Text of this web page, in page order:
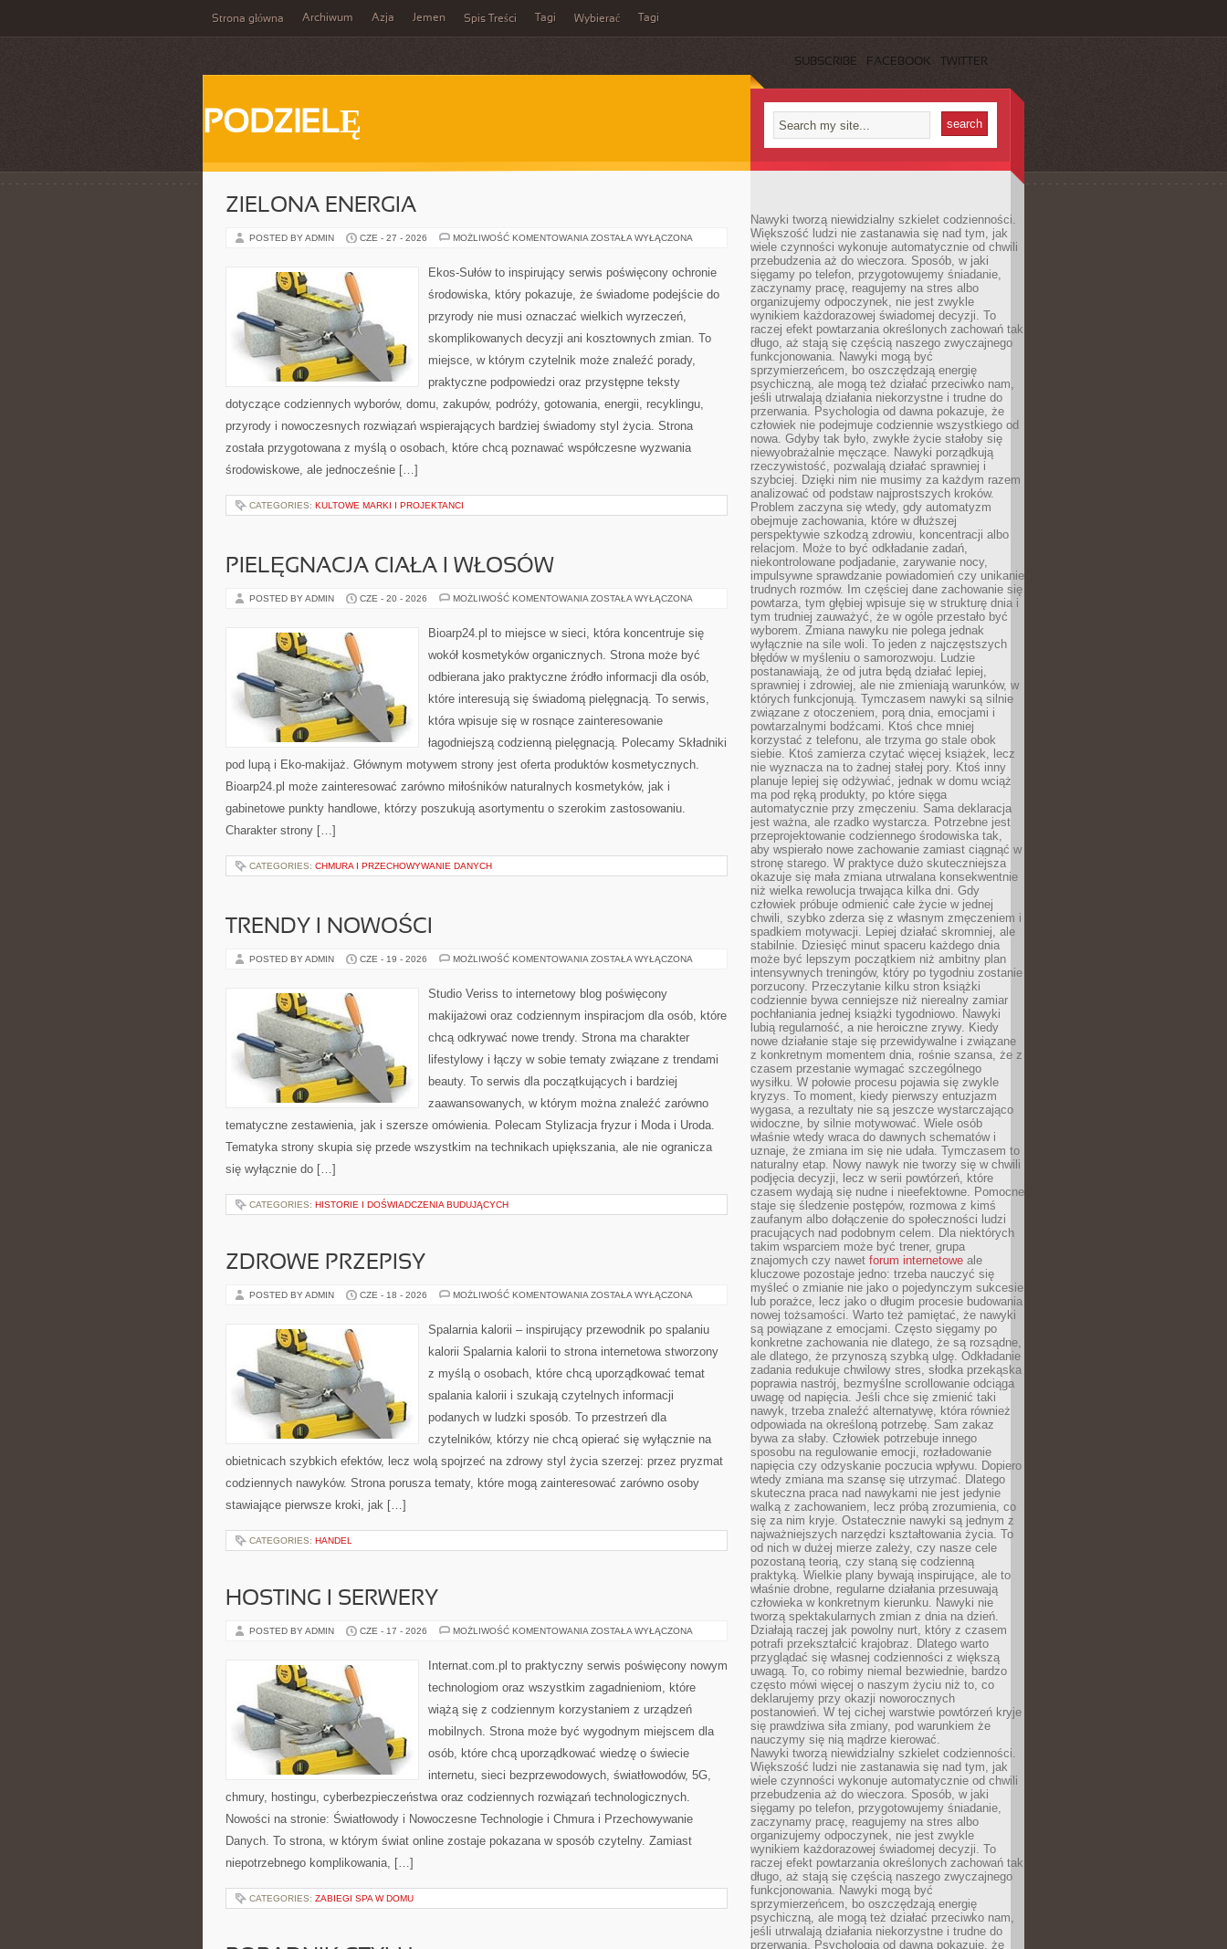
Strona główna Archiwum Azja Jemen Spis Treści Tagi Wybierać Tagi
SUBSCRIBE FACEBOOK TWITTER
PODZIELĘ
ZIELONA ENERGIA
POSTED BY ADMIN CZE - 27 - 2026 MOŻLIWOŚĆ KOMENTOWANIA ZIELONA
ZOSTAŁA WYŁĄCZONA
Ekos-Sułów to inspirujący serwis poświęcony ochronie
środowiska, który pokazuje, że świadome podejście do
przyrody nie musi oznaczać wielkich wyrzeczeń,
skomplikowanych decyzji ani kosztownych zmian. To
miejsce, w którym czytelnik może znaleźć porady,
praktyczne podpowiedzi oraz przystępne teksty
dotyczące codziennych wyborów, domu, zakupów, podróży, gotowania, energii, recyklingu,
przyrody i nowoczesnych rozwiązań wspierających bardziej świadomy styl życia. Strona
została przygotowana z myślą o osobach, które chcą poznawać współczesne wyzwania
środowiskowe, ale jednocześnie […]
CATEGORIES: KULTOWE MARKI I PROJEKTANCI
PIELĘGNACJA CIAŁA I WŁOSÓW
POSTED BY ADMIN CZE - 20 - 2026 MOŻLIWOŚĆ KOMENTOWANIA PIELĘGNACJA
WŁOSÓW
ZOSTAŁA WYŁĄCZONA
Bioarp24.pl to miejsce w sieci, która koncentruje się
wokół kosmetyków organicznych. Strona może być
odbierana jako praktyczne źródło informacji dla osób,
które interesują się świadomą pielęgnacją. To serwis,
która wpisuje się w rosnące zainteresowanie
łagodniejszą codzienną pielęgnacją. Polecamy Składniki
pod lupą i Eko-makijaż. Głównym motywem strony jest oferta produktów kosmetycznych.
Bioarp24.pl może zainteresować zarówno miłośników naturalnych kosmetyków, jak i
gabinetowe punkty handlowe, którzy poszukują asortymentu o szerokim zastosowaniu.
Charakter strony […]
CATEGORIES: CHMURA I PRZECHOWYWANIE DANYCH
TRENDY I NOWOŚCI
POSTED BY ADMIN CZE - 19 - 2026 MOŻLIWOŚĆ KOMENTOWANIA TRENDY
ZOSTAŁA WYŁĄCZONA
Studio Veriss to internetowy blog poświęcony
makijażowi oraz codziennym inspiracjom dla osób, które
chcą odkrywać nowe trendy. Strona ma charakter
lifestylowy i łączy w sobie tematy związane z trendami
beauty. To serwis dla początkujących i bardziej
zaawansowanych, w którym można znaleźć zarówno
tematyczne zestawienia, jak i szersze omówienia. Polecam Stylizacja fryzur i Moda i Uroda.
Tematyka strony skupia się przede wszystkim na technikach upiększania, ale nie ogranicza
się wyłącznie do […]
CATEGORIES: HISTORIE I DOŚWIADCZENIA BUDUJĄCYCH
ZDROWE PRZEPISY
POSTED BY ADMIN CZE - 18 - 2026 MOŻLIWOŚĆ KOMENTOWANIA ZDROWE
ZOSTAŁA WYŁĄCZONA
Spalarnia kalorii – inspirujący przewodnik po spalaniu
kalorii Spalarnia kalorii to strona internetowa stworzony
z myślą o osobach, które chcą uporządkować temat
spalania kalorii i szukają czytelnych informacji
podanych w ludzki sposób. To przestrzeń dla
czytelników, którzy nie chcą opierać się wyłącznie na
obietnicach szybkich efektów, lecz wolą spojrzeć na zdrowy styl życia szerzej: przez pryzmat
codziennych nawyków. Strona porusza tematy, które mogą zainteresować zarówno osoby
stawiające pierwsze kroki, jak […]
CATEGORIES: HANDEL
HOSTING I SERWERY
POSTED BY ADMIN CZE - 17 - 2026 MOŻLIWOŚĆ KOMENTOWANIA HOSTING
ZOSTAŁA WYŁĄCZONA
Internat.com.pl to praktyczny serwis poświęcony nowym
technologiom oraz wszystkim zagadnieniom, które
wiążą się z codziennym korzystaniem z urządzeń
mobilnych. Strona może być wygodnym miejscem dla
osób, które chcą uporządkować wiedzę o świecie
internetu, sieci bezprzewodowych, światłowodów, 5G,
chmury, hostingu, cyberbezpieczeństwa oraz codziennych rozwiązań technologicznych.
Nowości na stronie: Światłowody i Nowoczesne Technologie i Chmura i Przechowywanie
Danych. To strona, w którym świat online zostaje pokazana w sposób czytelny. Zamiast
niepotrzebnego komplikowania, […]
CATEGORIES: ZABIEGI SPA W DOMU
Nawyki tworzą niewidzialny szkielet codzienności.
Większość ludzi nie zastanawia się nad tym, jak
wiele czynności wykonuje automatycznie od chwili
przebudzenia aż do wieczora. Sposób, w jaki
sięgamy po telefon, przygotowujemy śniadanie,
zaczynamy pracę, reagujemy na stres albo
organizujemy odpoczynek, nie jest zwykle
wynikiem każdorazowej świadomej decyzji. To
raczej efekt powtarzania określonych zachowań tak
długo, aż stają się częścią naszego zwyczajnego
funkcjonowania. Nawyki mogą być
sprzymierzeńcem, bo oszczędzają energię
psychiczną, ale mogą też działać przeciwko nam,
jeśli utrwalają działania niekorzystne i trudne do
przerwania. Psychologia od dawna pokazuje, że
człowiek nie podejmuje codziennie wszystkiego od
nowa. Gdyby tak było, zwykłe życie stałoby się
niewyobrażalnie męczące. Nawyki porządkują
rzeczywistość, pozwalają działać sprawniej i
szybciej. Dzięki nim nie musimy za każdym razem
analizować od podstaw najprostszych kroków.
Problem zaczyna się wtedy, gdy automatyzm
obejmuje zachowania, które w dłuższej
perspektywie szkodzą zdrowiu, koncentracji albo
relacjom. Może to być odkładanie zadań,
niekontrolowane podjadanie, zarywanie nocy,
impulsywne sprawdzanie powiadomień czy unikanie
trudnych rozmów. Im częściej dane zachowanie się
powtarza, tym głębiej wpisuje się w strukturę dnia i
tym trudniej zauważyć, że w ogóle przestało być
wyborem. Zmiana nawyku nie polega jednak
wyłącznie na sile woli. To jeden z najczęstszych
błędów w myśleniu o samorozwoju. Ludzie
postanawiają, że od jutra będą działać lepiej,
sprawniej i zdrowiej, ale nie zmieniają warunków, w
których funkcjonują. Tymczasem nawyki są silnie
związane z otoczeniem, porą dnia, emocjami i
powtarzalnymi bodźcami. Ktoś chce mniej
korzystać z telefonu, ale trzyma go stale obok
siebie. Ktoś zamierza czytać więcej książek, lecz
nie wyznacza na to żadnej stałej pory. Ktoś inny
planuje lepiej się odżywiać, jednak w domu wciąż
ma pod ręką produkty, po które sięga
automatycznie przy zmęczeniu. Sama deklaracja
jest ważna, ale rzadko wystarcza. Potrzebne jest
przeprojektowanie codziennego środowiska tak,
aby wspierało nowe zachowanie zamiast ciągnąć w
stronę starego. W praktyce dużo skuteczniejsza
okazuje się mała zmiana utrwalana konsekwentnie
niż wielka rewolucja trwająca kilka dni. Gdy
człowiek próbuje odmienić całe życie w jednej
chwili, szybko zderza się z własnym zmęczeniem i
spadkiem motywacji. Lepiej działać skromniej, ale
stabilnie. Dziesięć minut spaceru każdego dnia
może być lepszym początkiem niż ambitny plan
intensywnych treningów, który po tygodniu zostanie
porzucony. Przeczytanie kilku stron książki
codziennie bywa cenniejsze niż nierealny zamiar
pochłaniania jednej książki tygodniowo. Nawyki
lubią regularność, a nie heroiczne zrywy. Kiedy
nowe działanie staje się przewidywalne i związane
z konkretnym momentem dnia, rośnie szansa, że z
czasem przestanie wymagać szczególnego
wysiłku. W połowie procesu pojawia się zwykle
kryzys. To moment, kiedy pierwszy entuzjazm
wygasa, a rezultaty nie są jeszcze wystarczająco
widoczne, by silnie motywować. Wiele osób
właśnie wtedy wraca do dawnych schematów i
uznaje, że zmiana im się nie udała. Tymczasem to
naturalny etap. Nowy nawyk nie tworzy się w chwili
podjęcia decyzji, lecz w serii powtórzeń, które
czasem wydają się nudne i nieefektowne. Pomocne
staje się śledzenie postępów, rozmowa z kimś
zaufanym albo dołączenie do społeczności ludzi
pracujących nad podobnym celem. Dla niektórych
takim wsparciem może być trener, grupa
znajomych czy nawet forum internetowe ale
kluczowe pozostaje jedno: trzeba nauczyć się
myśleć o zmianie nie jako o pojedynczym sukcesie
lub porażce, lecz jako o długim procesie budowania
nowej tożsamości. Warto też pamiętać, że nawyki
są powiązane z emocjami. Często sięgamy po
konkretne zachowania nie dlatego, że są rozsądne,
ale dlatego, że przynoszą szybką ulgę. Odkładanie
zadania redukuje chwilowy stres, słodka przekąska
poprawia nastrój, bezmyślne scrollowanie odciąga
uwagę od napięcia. Jeśli chce się zmienić taki
nawyk, trzeba znaleźć alternatywę, która również
odpowiada na określoną potrzebę. Sam zakaz
bywa za słaby. Człowiek potrzebuje innego
sposobu na regulowanie emocji, rozładowanie
napięcia czy odzyskanie poczucia wpływu. Dopiero
wtedy zmiana ma szansę się utrzymać. Dlatego
skuteczna praca nad nawykami nie jest jedynie
walką z zachowaniem, lecz próbą zrozumienia, co
się za nim kryje. Ostatecznie nawyki są jednym z
najważniejszych narzędzi kształtowania życia. To
od nich w dużej mierze zależy, czy nasze cele
pozostaną teorią, czy staną się codzienną
praktyką. Wielkie plany bywają inspirujące, ale to
właśnie drobne, regularne działania przesuwają
człowieka w konkretnym kierunku. Nawyki nie
tworzą spektakularnych zmian z dnia na dzień.
Działają raczej jak powolny nurt, który z czasem
potrafi przekształcić krajobraz. Dlatego warto
przyglądać się własnej codzienności z większą
uwagą. To, co robimy niemal bezwiednie, bardzo
często mówi więcej o naszym życiu niż to, co
deklarujemy przy okazji noworocznych
postanowień. W tej cichej warstwie powtórzeń kryje
się prawdziwa siła zmiany, pod warunkiem że
nauczymy się nią mądrze kierować.
Nawyki tworzą niewidzialny szkielet codzienności.
Większość ludzi nie zastanawia się nad tym, jak
wiele czynności wykonuje automatycznie od chwili
przebudzenia aż do wieczora. Sposób, w jaki
sięgamy po telefon, przygotowujemy śniadanie,
zaczynamy pracę, reagujemy na stres albo
organizujemy odpoczynek, nie jest zwykle
wynikiem każdorazowej świadomej decyzji. To
raczej efekt powtarzania określonych zachowań tak
długo, aż stają się częścią naszego zwyczajnego
funkcjonowania. Nawyki mogą być
sprzymierzeńcem, bo oszczędzają energię
psychiczną, ale mogą też działać przeciwko nam,
jeśli utrwalają działania niekorzystne i trudne do
przerwania. Psychologia od dawna pokazuje, że